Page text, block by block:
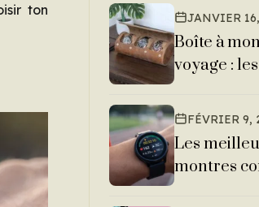
ton
JANVIER
Boîte à
voyage :
montres
FÉVRIER 9,
Les
montres